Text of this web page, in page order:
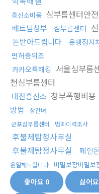
흥신소비용 심부름센터안
배트남청부 심부름센터
돈받아드립니다 운행정지
면허증위조
카카오톡해킹 서울심부름
천심부름센터
대전흥신소 청부폭행비용
방법
상간녀
군포심부름센터
범죄이력조사
후불제탐정사무실
후불제탐정사무실
떼인
운일해드립니다
비밀보장비밀보
좋아요 0 싫어요